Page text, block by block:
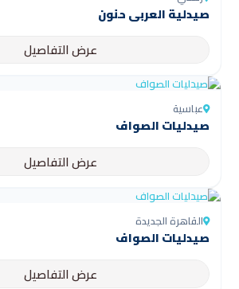
صيدلية العربى حنون
عرض التفاصيل
عباسية
صيدليات الصواف
عرض التفاصيل
القاهرة الجديدة
صيدليات الصواف
عرض التفاصيل